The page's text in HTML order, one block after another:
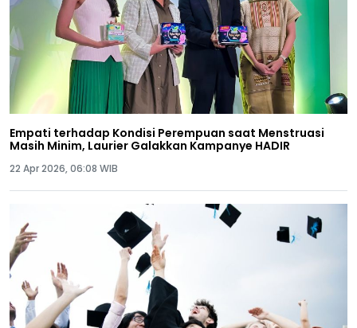
Empati terhadap Kondisi Perempuan saat Menstruasi
Masih Minim, Laurier Galakkan Kampanye HADIR
22 Apr 2026, 06:08 WIB